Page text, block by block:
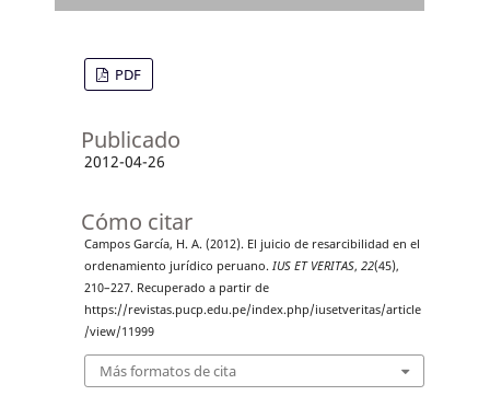
PDF
Publicado
2012-04-26
Cómo citar
Campos García, H. A. (2012). El juicio de resarcibilidad en el
ordenamiento jurídico peruano. IUS ET VERITAS, 22(45),
210–227. Recuperado a partir de
https://revistas.pucp.edu.pe/index.php/iusetveritas/article
/view/11999
Más formatos de cita